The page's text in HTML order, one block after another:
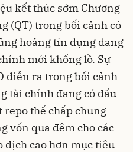
kết thúc sớm Chương
(QT) trong bối cảnh có
hoảng tín dụng đang
mới khổng lồ. Sự
diễn ra trong bối cảnh
tài chính đang có dấu
repo thế chấp chung
vốn qua đêm cho các
dịch cao hơn mục tiêu